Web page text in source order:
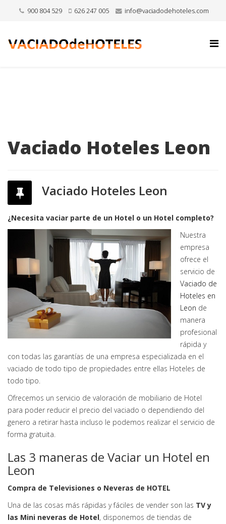
900 804 529 626 247 005 info@vaciadodehoteles.com
Vaciado Hoteles Leon
Vaciado Hoteles Leon
¿Necesita vaciar parte de un Hotel o un Hotel completo?
Nuestra
empresa
ofrece el
servicio de
Vaciado de
Hoteles en
Leon de
manera
profesional
rápida y
con todas las garantías de una empresa especializada en el
vaciado de todo tipo de propiedades entre ellas Hoteles de
todo tipo.
Ofrecemos un servicio de valoración de mobiliario de Hotel
para poder reducir el precio del vaciado o dependiendo del
genero a retirar hasta incluso le podemos realizar el servicio de
forma gratuita.
Las 3 maneras de Vaciar un Hotel en
Leon
Compra de Televisiones o Neveras de HOTEL
Una de las cosas más rápidas y fáciles de vender son las TV y
las Mini neveras de Hotel, disponemos de tiendas de